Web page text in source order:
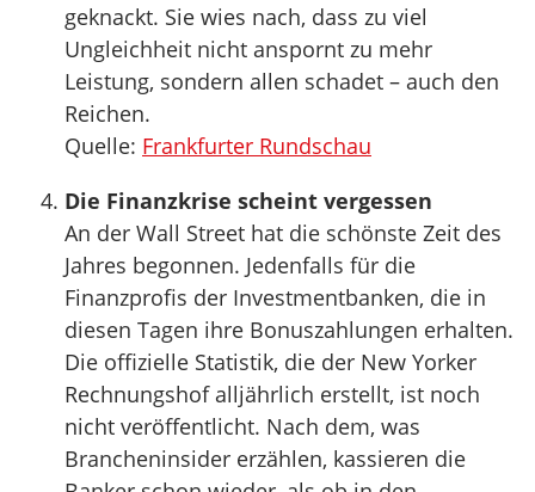
geknackt. Sie wies nach, dass zu viel
Ungleichheit nicht anspornt zu mehr
Leistung, sondern allen schadet – auch den
Reichen.
Quelle: Frankfurter Rundschau
Die Finanzkrise scheint vergessen
An der Wall Street hat die schönste Zeit des
Jahres begonnen. Jedenfalls für die
Finanzprofis der Investmentbanken, die in
diesen Tagen ihre Bonuszahlungen erhalten.
Die offizielle Statistik, die der New Yorker
Rechnungshof alljährlich erstellt, ist noch
nicht veröffentlicht. Nach dem, was
Brancheninsider erzählen, kassieren die